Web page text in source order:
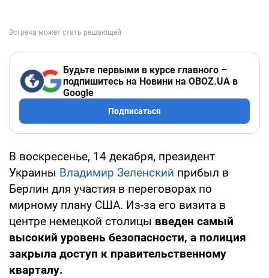
Будьте первыми в курсе главного –
подпишитесь на Новини на OBOZ.UA в
Google
Подписаться
В воскресенье, 14 декабря, президент
Украины Владимир Зеленский прибыл в
Берлин для участия в переговорах по
мирному плану США. Из-за его визита в
центре немецкой столицы введен самый
высокий уровень безопасности, а полиция
закрыла доступ к правительственному
кварталу.